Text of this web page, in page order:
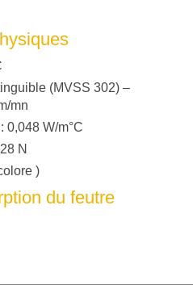
(MVSS 302) –
mn
: 0,048 W/m°C
N
)
du feutre